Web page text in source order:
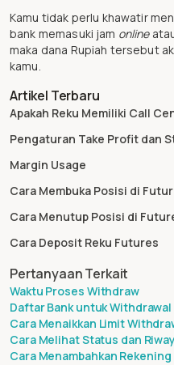
Pertanyaan Terkait
Waktu Proses Withdraw
Daftar Bank untuk Withdrawal
Cara Menaikkan Limit
Cara Melihat Status dan
Cara Menambahkan
Kamu tidak perlu khawatir
bank memasuki jam online
maka dana Rupiah tersebut
kamu.
Artikel Terbaru
Apakah Reku Memiliki Call
Pengaturan Take Profit dan
Margin Usage
Cara Membuka Posisi di
Cara Menutup Posisi di
Cara Deposit Reku Futures